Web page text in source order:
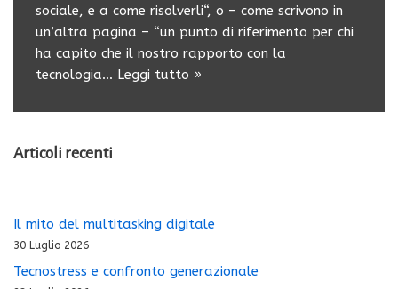
sociale, e a come risolverli“, o – come scrivono in
un’altra pagina – “un punto di riferimento per chi
ha capito che il nostro rapporto con la
tecnologia… Leggi tutto »
Articoli recenti
Il mito del multitasking digitale
30 Luglio 2026
Tecnostress e confronto generazionale